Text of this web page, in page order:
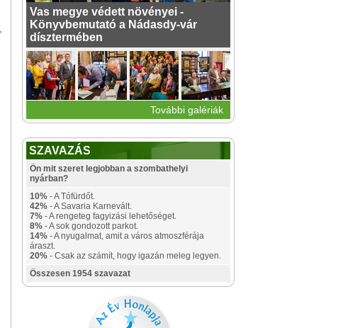
Vas megye védett növényei -
Könyvbemutató a Nádasdy-vár
dísztermében
További galériák
SZAVAZÁS
Ön mit szeret legjobban a szombathelyi
nyárban?
10% - A Tófürdőt.
42% - A Savaria Karnevált.
7% - A rengeteg fagyizási lehetőséget.
8% - A sok gondozott parkot.
14% - A nyugalmat, amit a város atmoszférája
áraszt.
20% - Csak az számít, hogy igazán meleg legyen.
Összesen 1954 szavazat